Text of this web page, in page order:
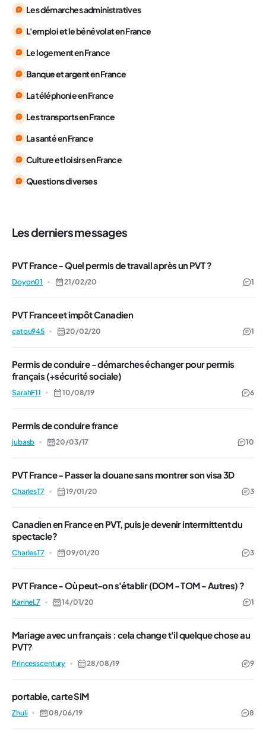
Les démarches administratives
L'emploi et le bénévolat en France
Le logement en France
Banque et argent en France
La téléphonie en France
Les transports en France
La santé en France
Culture et loisirs en France
Questions diverses
Les derniers messages
PVT France - Quel permis de travail après un PVT ?
Doyon01 21/02/20 1
PVT France et impôt Canadien
catou945 20/02/20 1
Permis de conduire - démarches échanger pour permis
français (+sécurité sociale)
SarahF11 10/08/19 6
Permis de conduire france
jubasb 20/03/17 10
PVT France - Passer la douane sans montrer son visa 3D
CharlesT7 19/01/20 3
Canadien en France en PVT, puis je devenir intermittent du
spectacle?
CharlesT7 09/01/20 3
PVT France - Où peut-on s'établir (DOM - TOM - Autres) ?
KarineL7 14/01/20 1
Mariage avec un français : cela change t'il quelque chose au
PVT?
Princesscentury 28/08/19 9
portable, carte SIM
Zhuli 08/06/19 8